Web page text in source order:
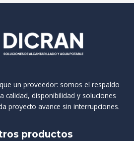
un proveedor: somos el respaldo
calidad, disponibilidad y soluciones
proyecto avance sin interrupciones.
productos